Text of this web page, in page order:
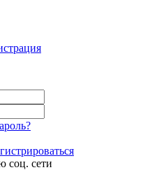
соц. сети